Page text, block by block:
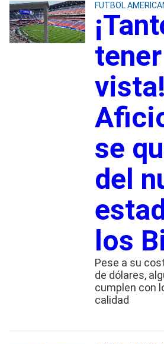
FUTBOL
vista!
se
del
los
Pese a su
de dólares,
cumplen con
calidad